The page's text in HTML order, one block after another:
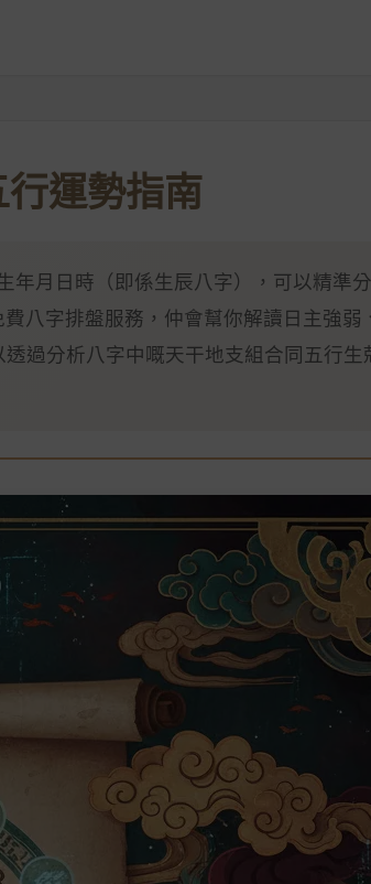
運勢指南
月日時（即係生辰八字），可以精準
八字排盤服務，仲會幫你解讀日主強弱
過分析八字中嘅天干地支組合同五行生